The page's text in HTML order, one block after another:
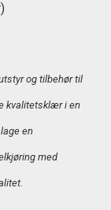
og tilbehør til
kvalitetsklær i en
en
med